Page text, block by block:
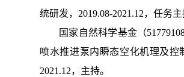
统研发，2019.08-2021.12，任务主
国家自然科学基金（
喷水推进泵内瞬态空化机理及控
2021.12，主持。